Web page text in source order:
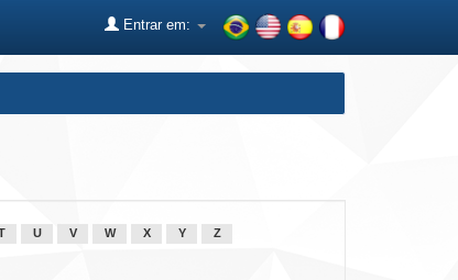
Entrar em:
U V W X Y Z